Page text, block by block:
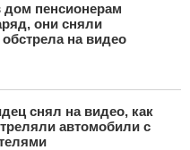
дом пенсионерам
они сняли
на видео
снял на видео, как
автомобили с